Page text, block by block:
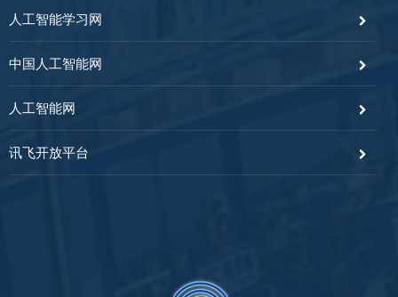
人工智能学习网
中国人工智能网
人工智能网
讯飞开放平台